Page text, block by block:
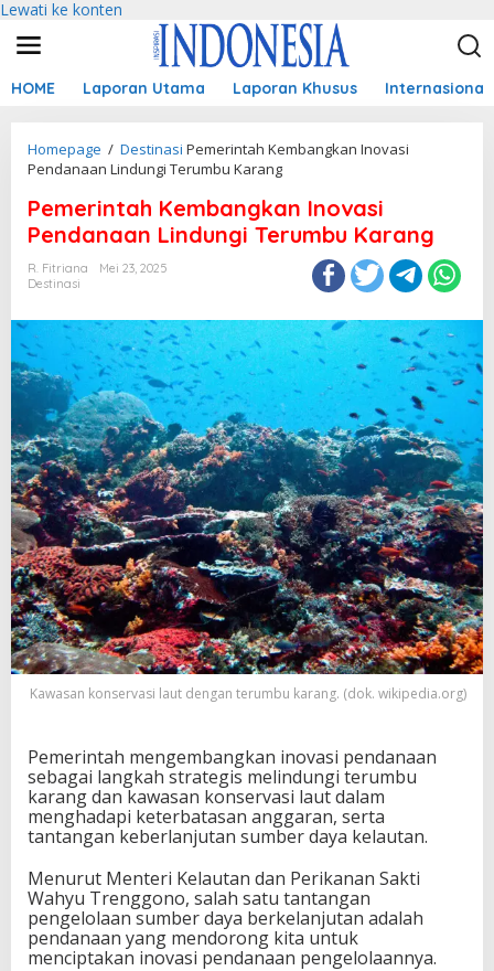
Lewati ke konten
HOME Laporan Utama Laporan Khusus Internasional
Homepage / Destinasi Pemerintah Kembangkan Inovasi
Pendanaan Lindungi Terumbu Karang
Pemerintah Kembangkan Inovasi
Pendanaan Lindungi Terumbu Karang
R. Fitriana
Mei 23, 2025
Destinasi
Kawasan konservasi laut dengan terumbu karang. (dok. wikipedia.org)
Pemerintah mengembangkan inovasi pendanaan
sebagai langkah strategis melindungi terumbu
karang dan kawasan konservasi laut dalam
menghadapi keterbatasan anggaran, serta
tantangan keberlanjutan sumber daya kelautan.
Menurut Menteri Kelautan dan Perikanan Sakti
Wahyu Trenggono, salah satu tantangan
pengelolaan sumber daya berkelanjutan adalah
pendanaan yang mendorong kita untuk
menciptakan inovasi pendanaan pengelolaannya.